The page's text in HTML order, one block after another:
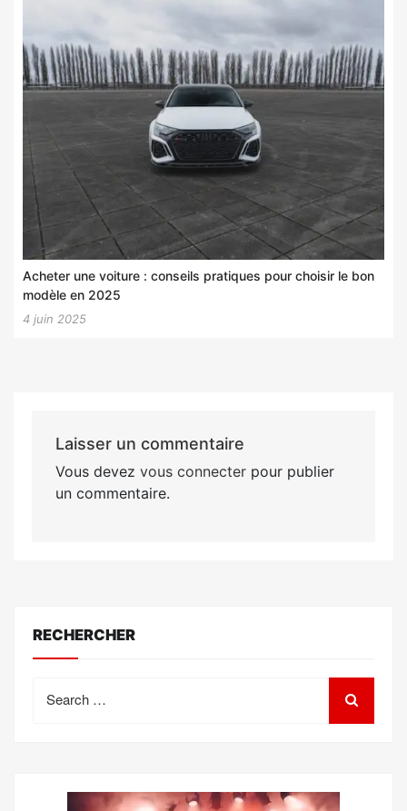
Acheter une voiture : conseils pratiques pour choisir le bon
modèle en 2025
4 juin 2025
Laisser un commentaire
Vous devez vous connecterpour publier
un commentaire.
RECHERCHER
for: